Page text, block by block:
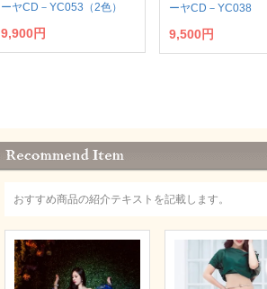
ーヤCD－YC053（2色）
9,900円
ーヤCD－YC038
9,500円
おすすめ商品の紹介テキストを記載します。